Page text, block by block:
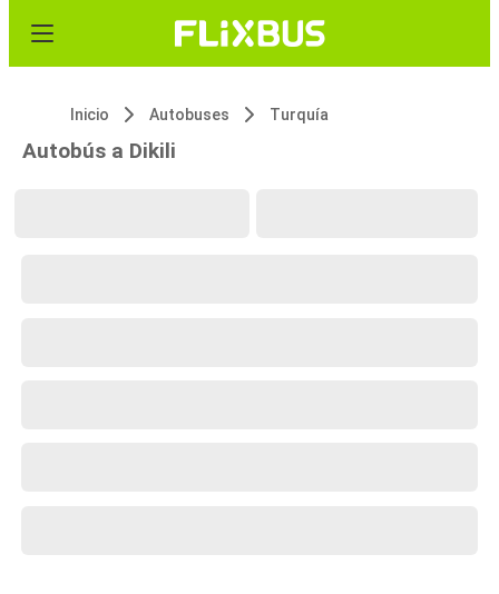
Inicio Autobuses Turquía
Autobús a Dikili